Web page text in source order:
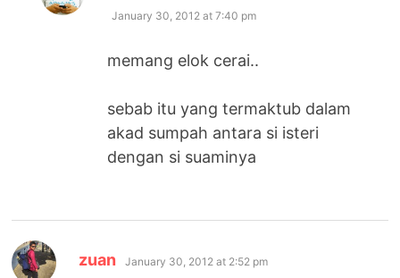
January 30, 2012 at 7:40 pm
memang elok cerai..
sebab itu yang termaktub dalam
akad sumpah antara si isteri
dengan si suaminya
zuan says:
January 30, 2012 at 2:52 pm